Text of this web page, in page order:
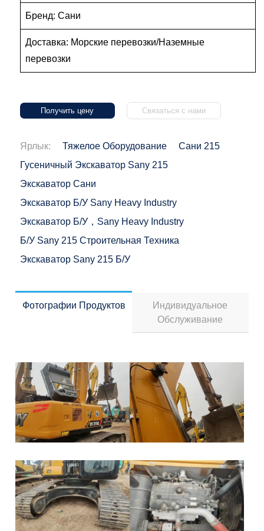
Бренд: Сани
Доставка: Морские перевозки/Наземные
перевозки
Получить цену Связаться с нами
Ярлык: Тяжелое Оборудование
Сани 215
Гусеничный Экскаватор Sany 215
Экскаватор Сани
Экскаватор Б/у Sany Heavy Industry
Экскаватор Б/у，Sany Heavy Industry
Б/у Sany 215 Строительная Техника
Экскаватор Sany 215 Б/у
Фотографии Продуктов
Индивидуальное
Обслуживание